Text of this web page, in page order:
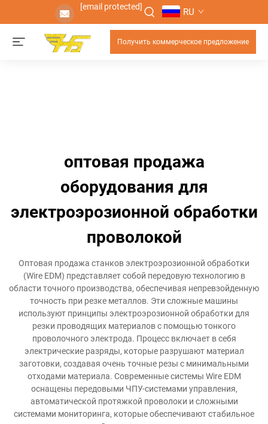
[email protected] RU
Получить коммерческое предложение
оптовая продажа
оборудования для
электроэрозионной обработки
проволокой
Оптовая продажа станков электроэрозионной обработки
(Wire EDM) представляет собой передовую технологию в
области точного производства, обеспечивая непревзойденную
точность при резке металлов. Эти сложные машины
используют принципы электроэрозионной обработки для
резки проводящих материалов с помощью тонкого
проволочного электрода. Процесс включает в себя
электрические разряды, которые разрушают материал
заготовки, создавая очень точные резы с минимальными
отходами материала. Современные системы Wire EDM
оснащены передовыми ЧПУ-системами управления,
автоматической протяжкой проволоки и сложными
системами мониторинга, которые обеспечивают стабильное